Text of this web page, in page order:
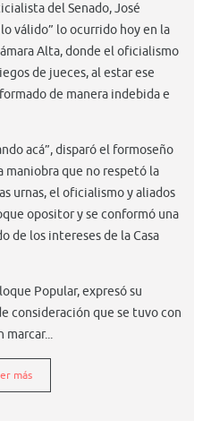
del Senado, José
válido” lo ocurrido hoy en la
Alta, donde el oficialismo
de jueces, al estar ese
de manera indebida e
acá”, disparó el formoseño
maniobra que no respetó la
urnas, el oficialismo y aliados
opositor y se conformó una
de los intereses de la Casa
Popular, expresó su
consideración que se tuvo con
marcar...
más